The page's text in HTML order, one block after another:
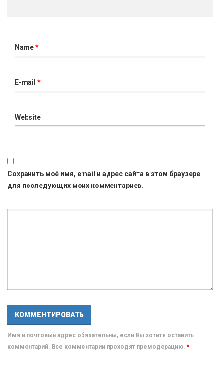
Name*
E-mail *
Website
Сохранить моё имя, email и адрес сайта в этом браузере
для последующих моих комментариев.
Имя и почтовый адрес обязательны, если Вы хотите оставить
комментарий. Все комментарии проходят премодерацию. *